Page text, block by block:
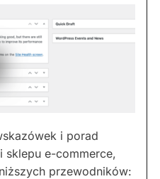
i porad
e-commerce,
przewodników: